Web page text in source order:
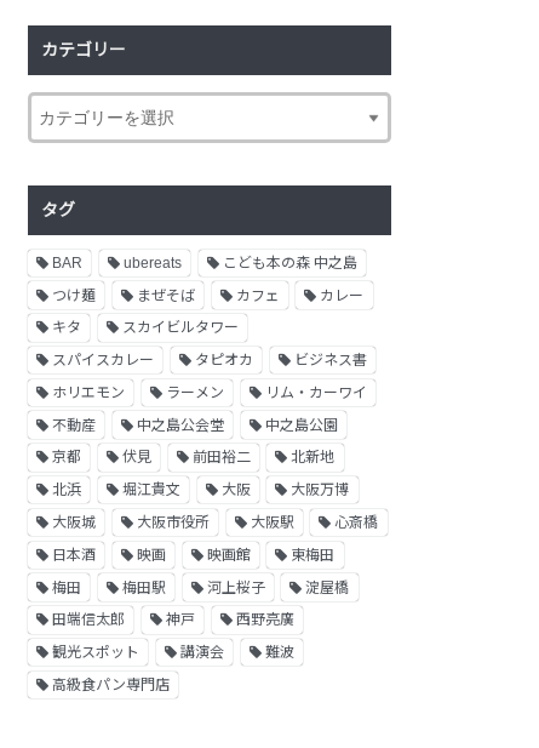
カテゴリー
タグ
BAR ubereats
こども本の森 中之島
つけ麺
まぜそば カフェ
カレー
キタ
スカイビルタワー
スパイスカレー
タピオカ
ビジネス書
ホリエモン
ラーメン
リム・カーワイ
不動産
中之島公会堂
中之島公園
京都
伏見 前田裕二
北新地
北浜
堀江貴文 大阪
大阪万博
大阪城
大阪市役所 大阪駅
心斎橋
日本酒
映画 映画館
東梅田
梅田
梅田駅 河上桜子
淀屋橋
田端信太郎
神戸
西野亮廣
観光スポット
講演会
難波
高級食パン専門店